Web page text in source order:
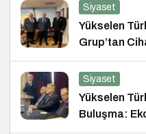
Siyaset
Yükselen
Grup’tan
Siyaset
Yükselen
Buluşma:
ve Hukuk